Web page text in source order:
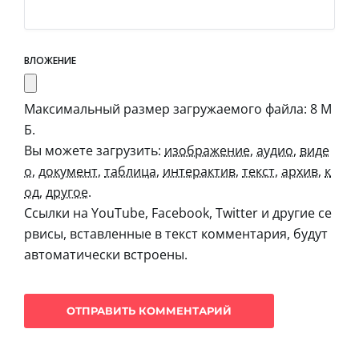
ВЛОЖЕНИЕ
Максимальный размер загружаемого файла: 8 М
Б.
Вы можете загрузить: изображение, аудио, виде
о, документ, таблица, интерактив, текст, архив, к
од, другое.
Ссылки на YouTube, Facebook, Twitter и другие се
рвисы, вставленные в текст комментария, будут
автоматически встроены.